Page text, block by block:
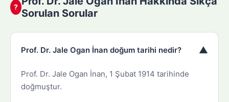
?
Sorulan Sorular
Prof. Dr. Jale Ogan İnan doğum tarihi nedir? ▼
Prof. Dr. Jale Ogan İnan, 1 Şubat 1914 tarihinde
doğmuştur.